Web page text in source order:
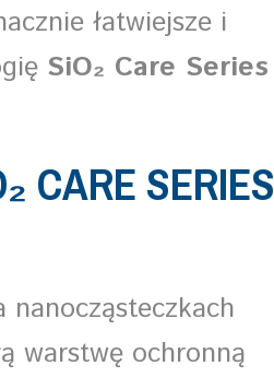
łatwiejsze i
SiO₂ Care Series
CARE SERIES
warstwę ochronną